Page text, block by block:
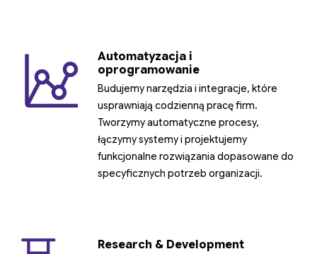
Automatyzacja i
oprogramowanie
Budujemy narzędzia i integracje, które
usprawniają codzienną pracę firm.
Tworzymy automatyczne procesy,
łączymy systemy i projektujemy
funkcjonalne rozwiązania dopasowane do
specyficznych potrzeb organizacji.
Research & Development